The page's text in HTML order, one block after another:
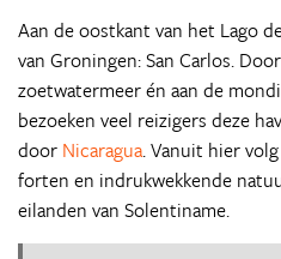
Aan de oostkant van het Lago
van Groningen: San Carlos.
zoetwatermeer én aan de
bezoeken veel reizigers deze
door Nicaragua. Vanuit hier
forten en indrukwekkende
eilanden van Solentiname.